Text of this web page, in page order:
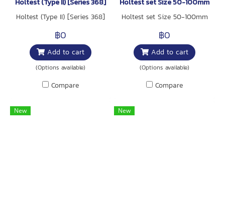
Holtest (Type II) [Series 368]
Holtest (Type II) [Series 368]
฿0
Add to cart
(Options available)
Compare
Holtest set Size 50-100mm
Holtest set Size 50-100mm
฿0
Add to cart
(Options available)
Compare
New New